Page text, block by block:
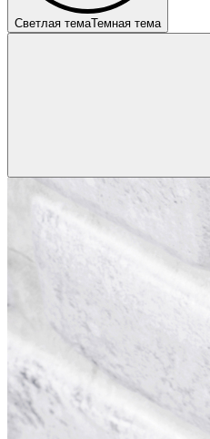
Светлая темаТемная тема